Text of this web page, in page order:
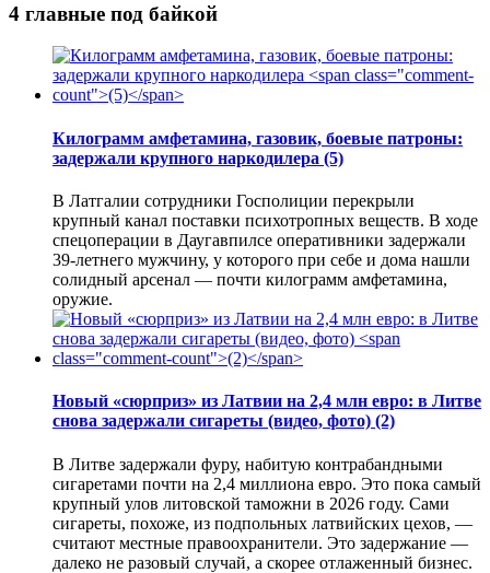
4 главные под байкой
Килограмм амфетамина, газовик, боевые патроны:
задержали крупного наркодилера (5)
В Латгалии сотрудники Госполиции перекрыли
крупный канал поставки психотропных веществ. В ходе
спецоперации в Даугавпилсе оперативники задержали
39-летнего мужчину, у которого при себе и дома нашли
солидный арсенал — почти килограмм амфетамина,
оружие.
Новый «сюрприз» из Латвии на 2,4 млн евро: в Литве
снова задержали сигареты (видео, фото) (2)
В Литве задержали фуру, набитую контрабандными
сигаретами почти на 2,4 миллиона евро. Это пока самый
крупный улов литовской таможни в 2026 году. Сами
сигареты, похоже, из подпольных латвийских цехов, —
считают местные правоохранители. Это задержание —
далеко не разовый случай, а скорее отлаженный бизнес.